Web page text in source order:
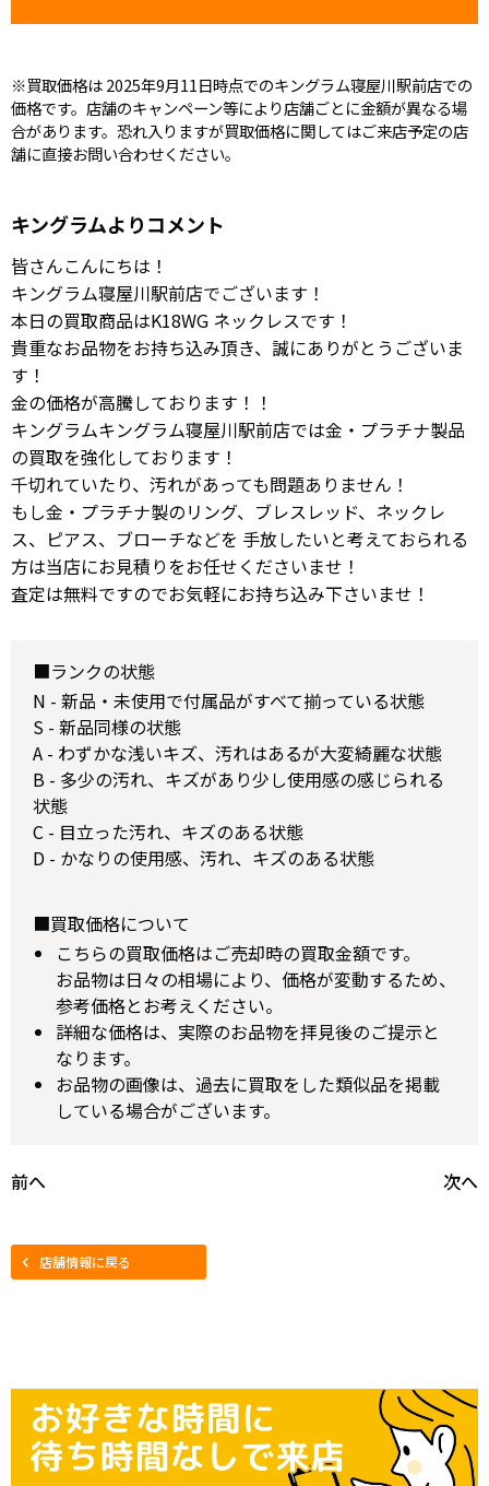
※買取価格は 2025年9月11日時点でのキングラム寝屋川駅前店での
価格です。店舗のキャンペーン等により店舗ごとに金額が異なる場
合があります。恐れ入りますが買取価格に関してはご来店予定の店
舗に直接お問い合わせください。
キングラムよりコメント
皆さんこんにちは！
キングラム寝屋川駅前店でございます！
本日の買取商品はK18WG ネックレスです！
貴重なお品物をお持ち込み頂き、誠にありがとうございま
す！
金の価格が高騰しております！！
キングラムキングラム寝屋川駅前店では金・プラチナ製品
の買取を強化しております！
千切れていたり、汚れがあっても問題ありません！
もし金・プラチナ製のリング、ブレスレッド、ネックレ
ス、ピアス、ブローチなどを 手放したいと考えておられる
方は当店にお見積りをお任せくださいませ！
査定は無料ですのでお気軽にお持ち込み下さいませ！
■ランクの状態
N - 新品・未使用で付属品がすべて揃っている状態
S - 新品同様の状態
A - わずかな浅いキズ、汚れはあるが大変綺麗な状態
B - 多少の汚れ、キズがあり少し使用感の感じられる
状態
C - 目立った汚れ、キズのある状態
D - かなりの使用感、汚れ、キズのある状態
■買取価格について
こちらの買取価格はご売却時の買取金額です。
お品物は日々の相場により、価格が変動するため、
参考価格とお考えください。
詳細な価格は、実際のお品物を拝見後のご提示と
なります。
お品物の画像は、過去に買取をした類似品を掲載
している場合がございます。
前へ 次へ
店舗情報に戻る